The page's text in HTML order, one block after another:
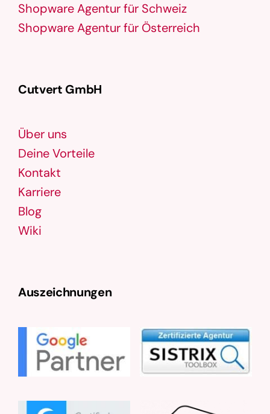
Shopware Agentur für Schweiz
Shopware Agentur für Österreich
Cutvert GmbH
Über uns
Deine Vorteile
Kontakt
Karriere
Blog
Wiki
Auszeichnungen